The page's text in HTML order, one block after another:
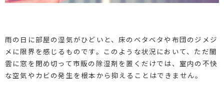
雨の日に部屋の湿気がひどいと、床のベタベタや布団のジメジ
メに限界を感じるものです。このような状況において、ただ闇
雲に窓を閉め切って市販の除湿剤を置くだけでは、室内の不快
な空気やカビの発生を根本から抑えることはできません。